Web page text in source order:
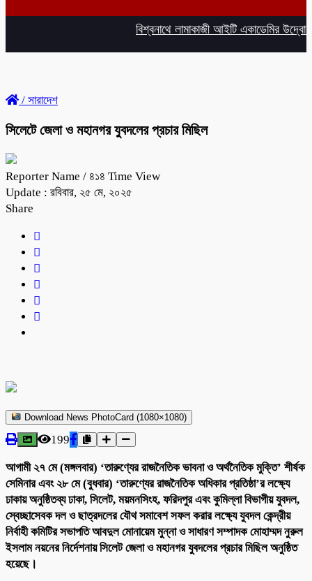
বিশ্বনাথে লামাকাজী আইটি একাডেমির উদ্বোধন
/ সারাদেশ
সিলেটে জেলা ও মহানগর যুবদলের প্রচার মিছিল
Reporter Name / ৪১৪ Time View
Update : রবিবার, ২৫ মে, ২০২৫
Share
Download News PhotoCard (1080×1080)
199
আগামী ২৭ মে (মঙ্গলবার) ‘তারুণ্যের রাজনৈতিক ভাবনা ও অর্থনৈতিক মুক্তি’ শীর্ষক
সেমিনার এবং ২৮ মে (বুধবার) ‘তারুণ্যের রাজনৈতিক অধিকার প্রতিষ্ঠা’র লক্ষ্যে
ঢাকায় অনুষ্ঠিতব্য ঢাকা, সিলেট, ময়মনসিংহ, ফরিদপুর এবং কুমিল্লা বিভাগীয় যুবদল,
স্বেচ্ছাসেবক দল ও ছাত্রদলের যৌথ সমাবেশ সফল করার লক্ষ্যে যুবদল কেন্দ্রীয়
নির্বাহী কমিটির সভাপতি আবদুল মোনায়েম মুন্না ও সাধারণ সম্পাদক মোহাম্মদ নুরুল
ইসলাম নয়নের নির্দেশনায় সিলেট জেলা ও মহানগর যুবদলের প্রচার মিছিল অনুষ্ঠিত
হয়েছে।